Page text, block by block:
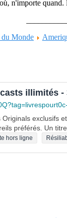
n'importe
du Monde
illimités
exclusifs
préférés. Un
hors ligne